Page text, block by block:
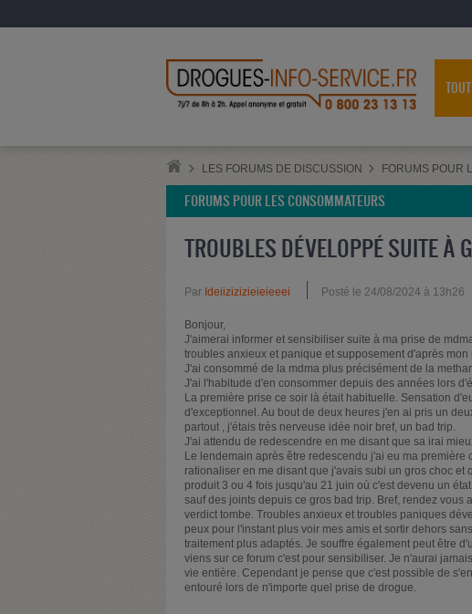
LES FORUMS DE DISCUSSION FORUMS POUR
FORUMS POUR LES CONSOMMATEURS
TROUBLES DÉVELOPPÉ SUITE À
Par Ideiizizizieieieeei Posté le 24/08/2024 à 13h26
Bonjour,
J'aimerai informer et sensibiliser suite à ma prise de
troubles anxieux et panique et supposement d'après mon
J'ai consommé de la mdma plus précisément de la
J'ai l'habitude d'en consommer depuis des années lors
La première prise ce soir là était habituelle. Sensation
d'exceptionnel. Au bout de deux heures j'en ai pris un
partout , j'étais très nerveuse idée noir bref, un bad trip.
J'ai attendu de redescendre en me disant que sa irai
Le lendemain après être redescendu j'ai eu ma première
rationaliser en me disant que j'avais subi un gros choc
produit 3 ou 4 fois jusqu'au 21 juin où c'est devenu un
sauf des joints depuis ce gros bad trip. Bref, rendez vous
verdict tombe. Troubles anxieux et troubles paniques
peux pour l'instant plus voir mes amis et sortir dehors
traitement plus adaptés. Je souffre également peut être
viens sur ce forum c'est pour sensibiliser. Je n'aurai
vie entière. Cependant je pense que c'est possible de
entouré lors de n'importe quel prise de drogue.